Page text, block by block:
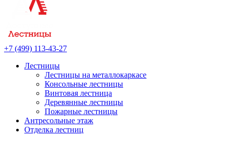
+7 (499) 113-43-27
Лестницы
Лестницы на металлокаркасе
Консольные лестницы
Винтовая лестница
Деревянные лестницы
Пожарные лестницы
Антресольные этаж
Отделка лестниц